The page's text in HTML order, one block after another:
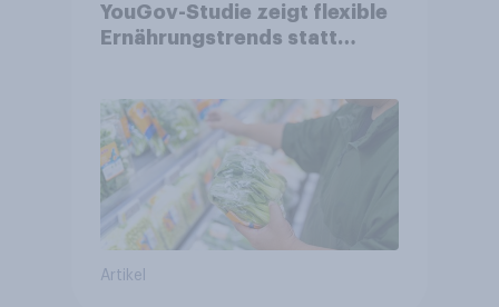
YouGov-Studie zeigt flexible
Ernährungstrends statt
Artikel